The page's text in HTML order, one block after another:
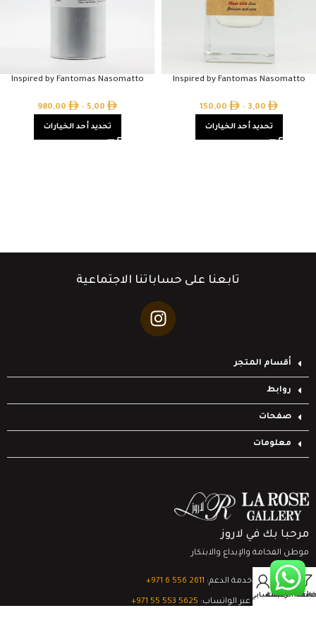
Inspired by Fantomas Nasomatto
3,00
–
150,00
تحديد أحد الخيارات
Inspired by Fantomas Nasomatto
5,00
–
980,00
تحديد أحد الخيارات
تابعنا على حساباتنا الاجتماعية
أقسام المتجر
روابط
صفحات
معلومات
مرحبا بك في لاروز
موطن الفخامة والإبداع والابتكار
تواصل مع خدمة الدعم: ‎+971 6 556 2611
الدعم الفني عبر الواتساب: ‎+971 55 553 5625
قائمة الرغبات
0
السلةحسابي